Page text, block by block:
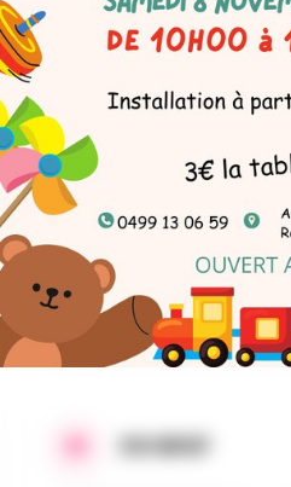
L'équipe éducative de la
organise une bourse aux
Installation à partir de
Bar et petite restauration
EN BREF